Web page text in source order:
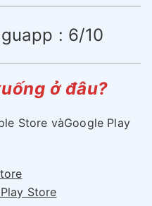
: 6/10
ở đâu?
Store vàGoogle Play
Store